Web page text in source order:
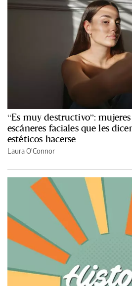
“Es muy destructivo”:
escáneres faciales que les
estéticos hacerse
Laura O'Connor